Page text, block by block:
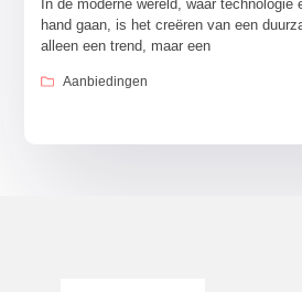
In de moderne wereld, waar technologie
hand gaan, is het creëren van een
alleen een trend, maar een
Aanbiedingen